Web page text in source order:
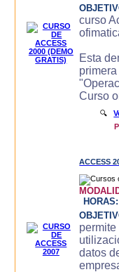
curso
Esta
Curso
🔍
ACCESS
HORAS:
datos